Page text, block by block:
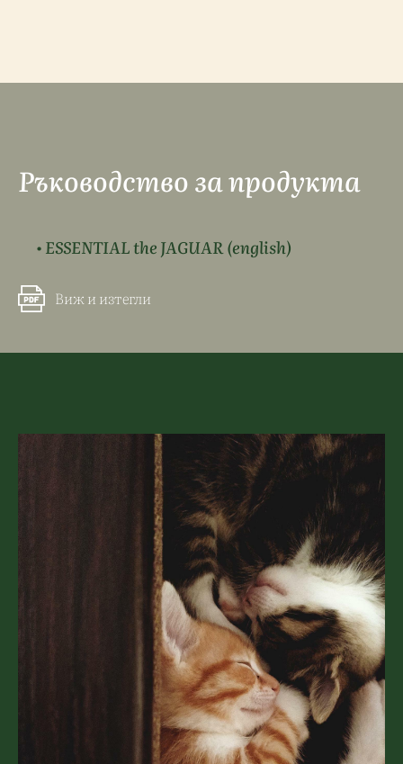
Ръководство за продукта
• ESSENTIAL the JAGUAR(english)
Виж и изтегли